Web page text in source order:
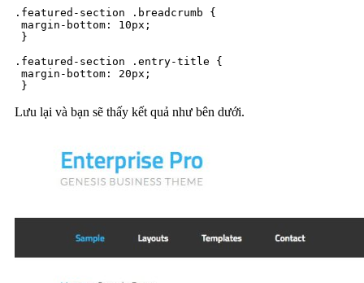
.featured-section .breadcrumb {
margin-bottom: 10px;
}
.featured-section .entry-title {
margin-bottom: 20px;
}
Lưu lại và bạn sẽ thấy kết quả như bên dưới.